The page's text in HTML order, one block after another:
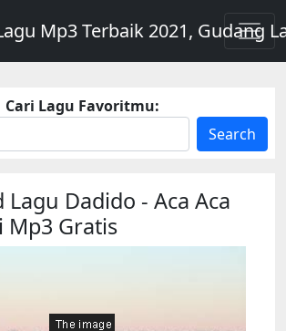
Cari Lagu Favoritmu:
Search
Dadido - Aca Aca
Mp3 Gratis